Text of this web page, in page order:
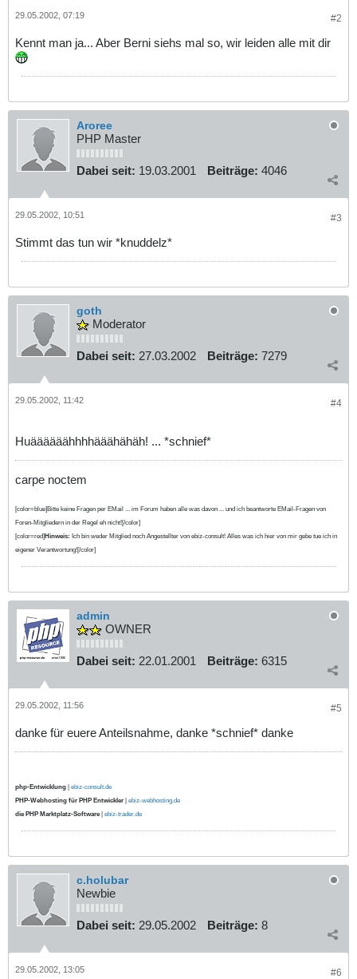
#2
29.05.2002, 07:19
Kennt man ja... Aber Berni siehs mal so, wir leiden alle mit dir
Aroree
PHP Master
Dabei seit: 19.03.2001 Beiträge: 4046
#3
29.05.2002, 10:51
Stimmt das tun wir *knuddelz*
goth
Moderator
Dabei seit: 27.03.2002 Beiträge: 7279
#4
29.05.2002, 11:42
Huäääääähhhhääähähäh! ... *schnief*
carpe noctem
[color=blue]Bitte keine Fragen per EMail ... im Forum haben alle was davon ... und ich beantworte EMail-Fragen von
Foren-Mitgliedern in der Regel eh nicht![/color]
[color=red]Hinweis: Ich bin weder Mitglied noch Angestellter von ebiz-consult! Alles was ich hier von mir gebe tue ich in
eigener Verantwortung![/color]
admin
OWNER
Dabei seit: 22.01.2001 Beiträge: 6315
#5
29.05.2002, 11:56
danke für euere Anteilsnahme, danke *schnief* danke
php-Entwicklung
ebiz-consult.de
PHP-Webhosting für PHP Entwickler
ebiz-webhosting.de
die PHP Marktplatz-Software
ebiz-trader.de
c.holubar
Newbie
Dabei seit: 29.05.2002 Beiträge: 8
#6
29.05.2002, 13:05